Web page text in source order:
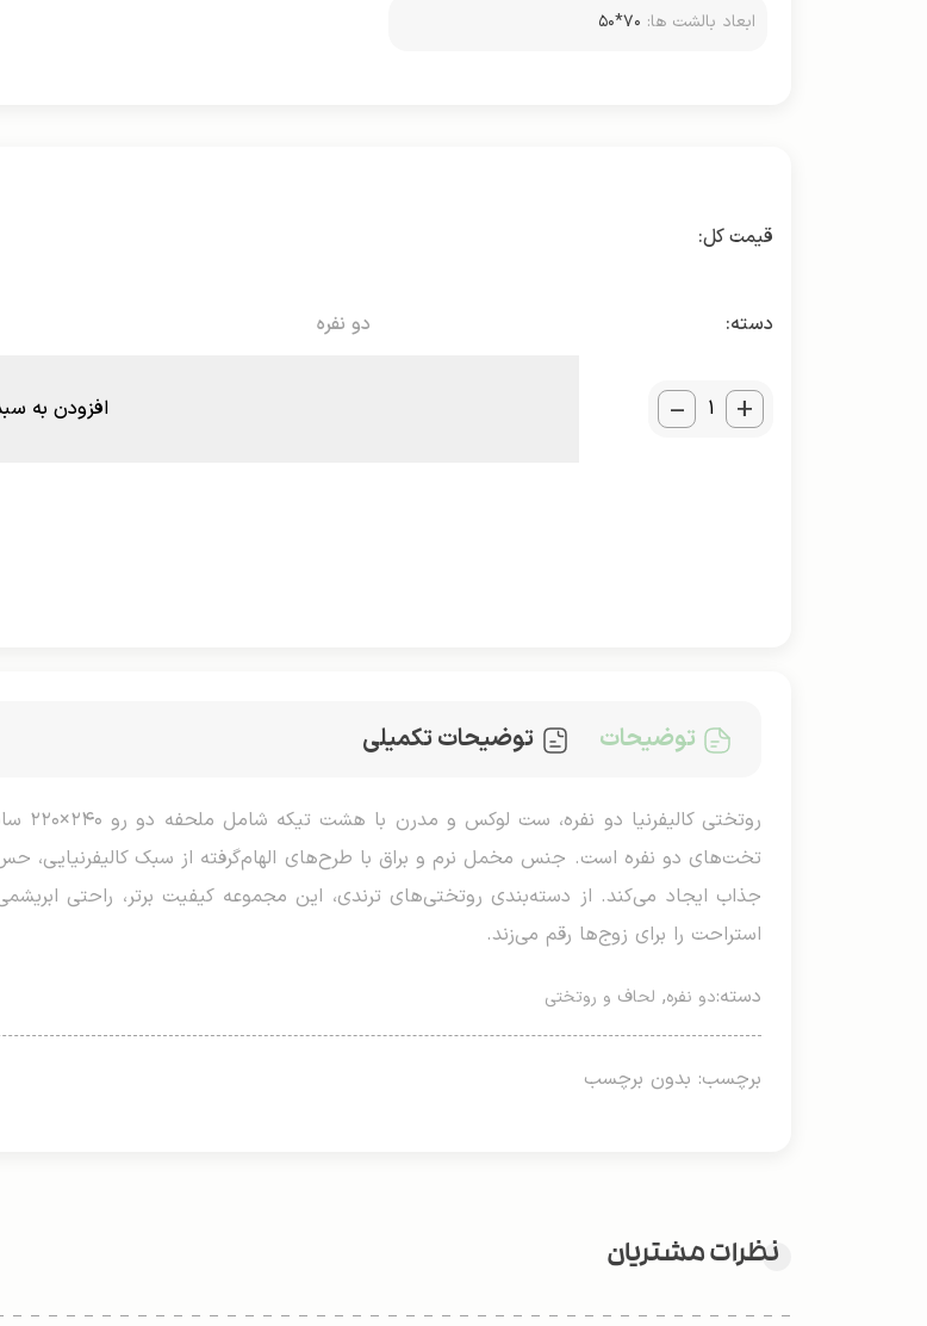
ابعاد بالشت ها: ۷۰*۵۰
دسته: دو نفره
_ + افزودن به
توضیحات توضیحات تکمیلی
تخت‌های دو نفره است. جنس مخمل نرم و براق با طرح‌های الهام‌گرفته از سبک کالیفرنیایی،
جذاب ایجاد می‌کند. از دسته‌بندی روتختی‌های ترندی، این مجموعه کیفیت برتر، راحتی
استراحت را برای زوج‌ها رقم می‌زند.
دسته:دو نفره, لحاف و روتختی
برچسب: بدون برچسب
نظرات مشتریان